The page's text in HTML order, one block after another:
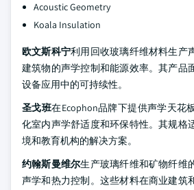
Acoustic Geometry
Koala Insulation
欧文斯科宁利用回收玻璃纤维材料生产
建筑物的声学控制和能源效率。其产品
设备应用中的可持续性。
圣戈班在Ecophon品牌下提供声学天花
化室内声学舒适度和环保特性。其规格
境和教育机构的解决方案。
约翰斯曼维尔生产玻璃纤维和矿物纤维
声学和热力控制。这些材料在商业建筑